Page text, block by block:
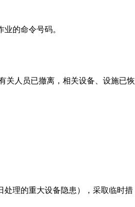
的命令号码。
关人员已撤离，相关设备、设施已恢
处理的重大设备隐患），采取临时措